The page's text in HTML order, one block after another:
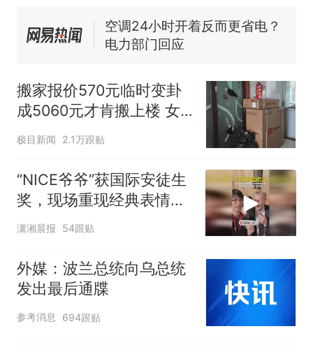
电力部门回应
佛山一中学招聘物理教师，笔
已叫停招聘，成立调查组全面
核查
“不建议大家买深色蛋糕”上热
搜，网友：天塌了！
热 那个在床头放菜刀的女孩，
因老师一句“跟我回家”改写了
搬家报价570元临时变卦
成5060元才肯搬上楼 女
子傻眼
极目新闻 2.1万跟贴
“NICE爷爷”获国际安徒生
奖，现场重现经典表情
包，向中国粉丝问好
潇湘晨报 54跟贴
外媒：波兰总统向乌总统
发出最后通牒
参考消息 694跟贴